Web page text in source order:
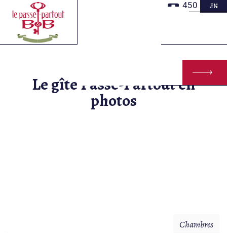
contenu
principal
EN
450 260-
Le gîte Passe-Partout en
photos
Chambres